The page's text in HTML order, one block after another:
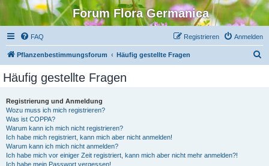
Forum Flora Germanica
FAQ Anmelden
Registrieren
Pflanzenbestimmungsforum Häufig gestellte Fragen
Häufig gestellte Fragen
Registrierung und Anmeldung
Wozu muss ich mich registrieren?
Was ist COPPA?
Warum kann ich mich nicht registrieren?
Ich habe mich registriert, kann mich aber nicht anmelden!
Warum kann ich mich nicht anmelden?
Ich habe mich vor einiger Zeit registriert, kann mich aber nicht mehr anmelden?!
Ich habe mein Passwort vergessen!